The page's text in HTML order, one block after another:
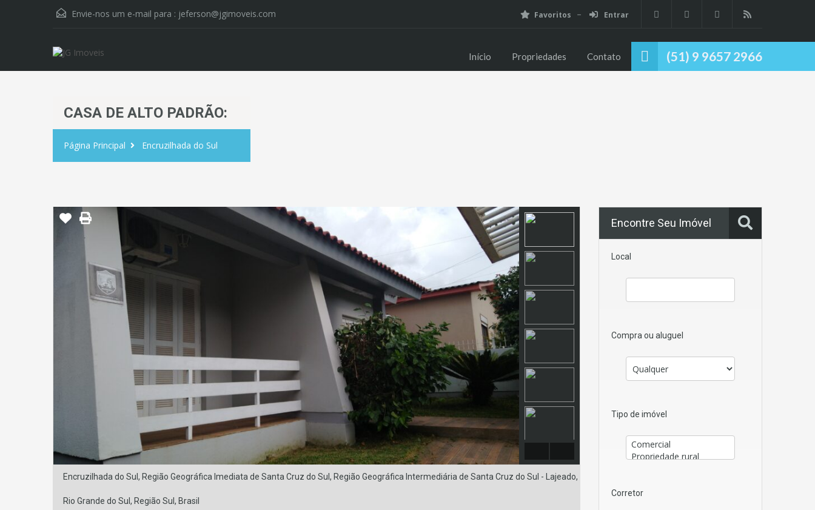
Envie-nos um e-mail para : jeferson@jgimoveis.com Favoritos Entrar
(51) 9 9657 2966
Início Propriedades Contato
CASA DE ALTO PADRÃO:
Página Principal Encruzilhada do Sul
Encruzilhada do Sul, Região Geográfica Imediata de Santa Cruz do Sul, Região Geográfica Intermediária de Santa Cruz do Sul - Lajeado,
Rio Grande do Sul, Região Sul, Brasil
Encontre Seu Imóvel
Local
Compra ou aluguel
Tipo de imóvel
Corretor